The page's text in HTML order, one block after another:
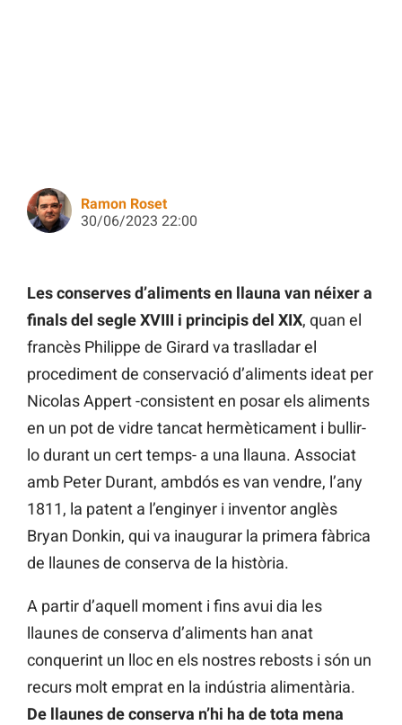
Ramon Roset
30/06/2023 22:00
Les conserves d’aliments en llauna van néixer a
finals del segle XVIII i principis del XIX, quan el
francès Philippe de Girard va traslladar el
procediment de conservació d’aliments ideat per
Nicolas Appert -consistent en posar els aliments
en un pot de vidre tancat hermèticament i bullir-
lo durant un cert temps- a una llauna. Associat
amb Peter Durant, ambdós es van vendre, l’any
1811, la patent a l’enginyer i inventor anglès
Bryan Donkin, qui va inaugurar la primera fàbrica
de llaunes de conserva de la història.
A partir d’aquell moment i fins avui dia les
llaunes de conserva d’aliments han anat
conquerint un lloc en els nostres rebosts i són un
recurs molt emprat en la indústria alimentària.
De llaunes de conserva n’hi ha de tota mena